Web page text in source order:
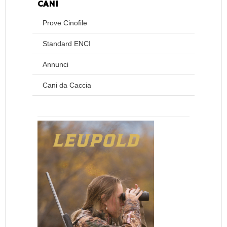
CANI
Prove Cinofile
Standard ENCI
Annunci
Cani da Caccia